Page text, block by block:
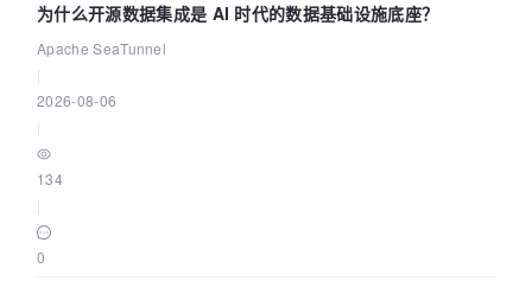
为什么开源数据集成是 AI 时代的数据基础设施底座？
Apache SeaTunnel
2026-08-06
134
0